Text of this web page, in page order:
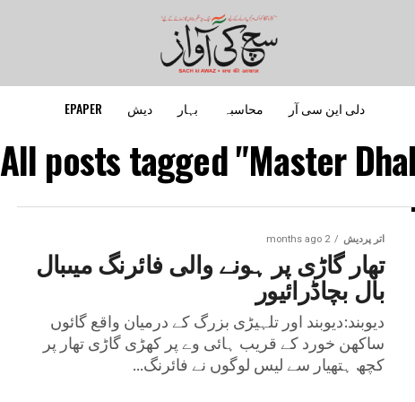
دلی این سی آر محاسبہ بہار دیش EPAPER
All posts tagged "Master
اتر پردیش 2 months ago
تھار گاڑی پر ہونے والی فائرنگ میںبال
بال بچاڈرائیور
دیوبند:دیوبند اور تلہیڑی بزرگ کے درمیان واقع گائوں
ساکھن خورد کے قریب ہائی وے پر کھڑی گاڑی تھار پر
کچھ ہتھیار سے لیس لوگوں نے فائرنگ...